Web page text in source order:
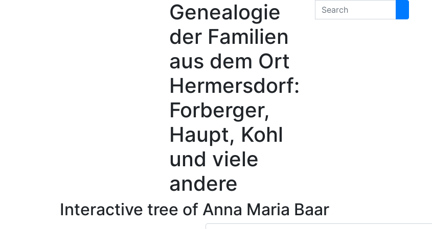
Genealogie
der Familien
aus dem Ort
Hermersdorf:
Forberger,
Haupt, Kohl
und viele
andere
Search
Interactive tree of Anna Maria Baar